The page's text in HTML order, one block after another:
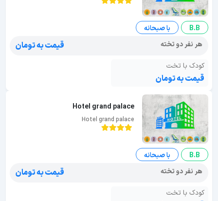
B.B
با صبحانه
هر نفر دو تخته
قیمت به تومان
کودک با تخت
قیمت به تومان
Hotel grand palace
Hotel grand palace
B.B
با صبحانه
هر نفر دو تخته
قیمت به تومان
کودک با تخت